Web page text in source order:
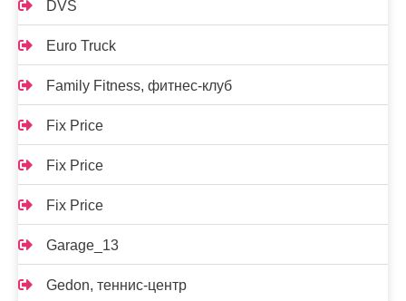
DVS
Euro Truck
Family Fitness, фитнес-клуб
Fix Price
Fix Price
Fix Price
Garage_13
Gedon, теннис-центр